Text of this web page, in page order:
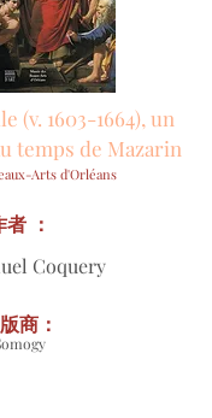
(v. 1603-1664), un
temps de Mazarin
Arts d'Orléans
Coquery
者 ：
商：